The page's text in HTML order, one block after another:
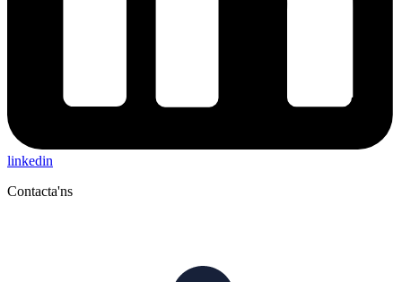
linkedin
Contacta'ns